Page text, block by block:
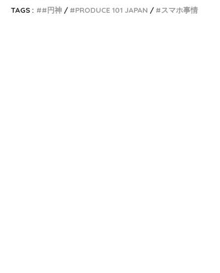
TAGS :
#円神 PRODUCE 101 JAPAN スマホ事情